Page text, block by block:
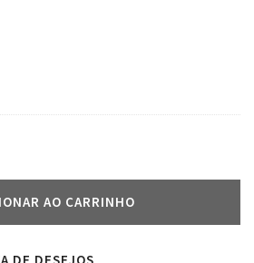
AO CARRINHO